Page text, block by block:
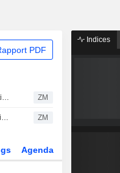
PDF
LENNAR CORPORATION : Truist Securities maintient son opinion neutre ZM
LENNAR CORPORATION : Citigroup maintient son opinion neutre ZM
Agenda
Indices